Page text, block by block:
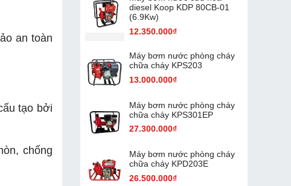
an toàn
tạo bởi
chống
diesel Koop KDP 80CB-01
(6.9Kw)
12.350.000₫
Máy bơm nước phòng cháy
chữa cháy KPS203
13.000.000₫
Máy bơm nước phòng cháy
chữa cháy KPS301EP
27.300.000₫
Máy bơm nước phòng cháy
chữa cháy KPD203E
26.500.000₫